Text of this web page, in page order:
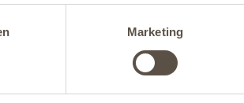
Marketing